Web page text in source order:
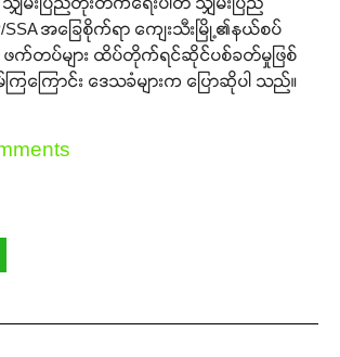
အခြေစိုက်ရာ ကျေးသီးမြို့၏နယ်စပ်
ဖက်တပ်များ ထိပ်တိုက်ရင်ဆိုင်ပစ်ခတ်မှုဖြစ်
ကြောင်း ဒေသခံများက ပြောဆိုပါ သည်။